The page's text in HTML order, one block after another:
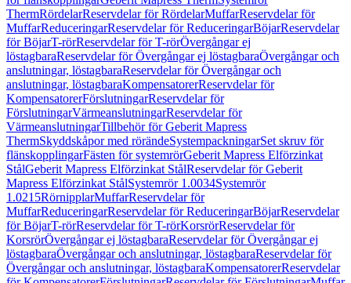
ThermRördelarReservdelar för RördelarMuffarReservdelar för
MuffarReduceringarReservdelar för ReduceringarBöjarReservdelar
för BöjarT-rörReservdelar för T-rörÖvergångar ej
löstagbaraReservdelar för Övergångar ej löstagbaraÖvergångar och
anslutningar, löstagbaraReservdelar för Övergångar och
anslutningar, löstagbaraKompensatorerReservdelar för
KompensatorerFörslutningarReservdelar för
FörslutningarVärmeanslutningarReservdelar för
VärmeanslutningarTillbehör för Geberit Mapress
ThermSkyddskåpor med rörändeSystempackningarSet skruv för
flänskopplingarFästen för systemrörGeberit Mapress Elförzinkat
StålGeberit Mapress Elförzinkat StålReservdelar för Geberit
Mapress Elförzinkat StålSystemrör 1.0034Systemrör
1.0215RörnipplarMuffarReservdelar för
MuffarReduceringarReservdelar för ReduceringarBöjarReservdelar
för BöjarT-rörReservdelar för T-rörKorsrörReservdelar för
KorsrörÖvergångar ej löstagbaraReservdelar för Övergångar ej
löstagbaraÖvergångar och anslutningar, löstagbaraReservdelar för
Övergångar och anslutningar, löstagbaraKompensatorerReservdelar